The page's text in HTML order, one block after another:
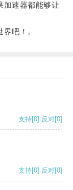
速器都能够让
吧！。
支持[0] 反对[0]
支持[0] 反对[0]